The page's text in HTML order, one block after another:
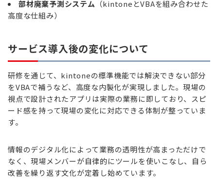
部材廃棄予測システム （kintoneとVBAを組み合わせた
高度な仕組み）
サービス導入後の変化について
研修を通じて、kintoneの標準機能では解決できない部分
をVBAで補うなど、高度な内製化が実現しました。現場の
視点で設計されたアプリは実際の業務に即しており、スピ
ード感を持って現場の変化に対応できる体制が整っていま
す。
情報のデジタル化によって業務の透明性が高まっただけで
なく、現場メンバーが自律的にツールを使いこなし、自ら
改善を繰り返す文化が定着し始めています。